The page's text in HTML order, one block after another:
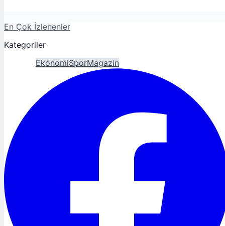
En Çok İzlenenler
Kategoriler
EkonomiSporMagazin